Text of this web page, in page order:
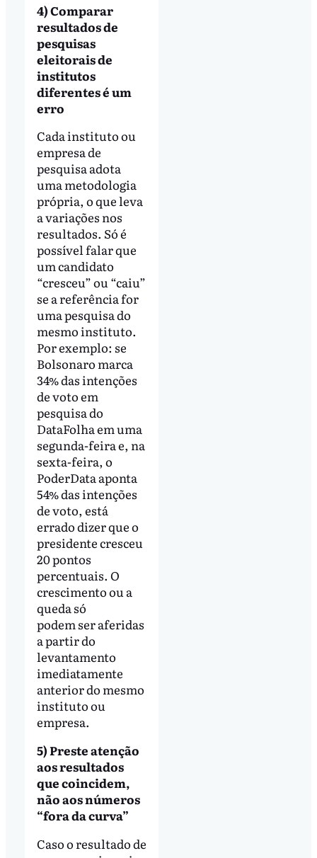
4) Comparar
resultados de
pesquisas
eleitorais de
institutos
diferentes é um
erro
Cada instituto ou
empresa de
pesquisa adota
uma metodologia
própria, o que leva
a variações nos
resultados. Só é
possível falar que
um candidato
“cresceu” ou “caiu”
se a referência for
uma pesquisa do
mesmo instituto.
Por exemplo: se
Bolsonaro marca
34% das intenções
de voto em
pesquisa do
DataFolha em uma
segunda-feira e, na
sexta-feira, o
PoderData aponta
54% das intenções
de voto, está
errado dizer que o
presidente cresceu
20 pontos
percentuais. O
crescimento ou a
queda só
podem ser aferidas
a partir do
levantamento
imediatamente
anterior do mesmo
instituto ou
empresa.
5) Preste atenção
aos resultados
que coincidem,
não aos números
“fora da curva”
Caso o resultado de